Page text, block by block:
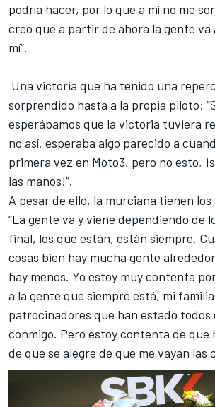
podría hacer, por lo que a mí no me
creo que a partir de ahora la gente va
mí”.
Una victoria que ha tenido una
sorprendido hasta a la propia piloto:
esperábamos que la victoria tuviera
no así, esperaba algo parecido a
primera vez en Moto3, pero no esto,
las manos!”.
A pesar de ello, la murciana tienen los
“La gente va y viene dependiendo de
final, los que están, están siempre.
cosas bien hay mucha gente
hay menos. Yo estoy muy contenta
a la gente que siempre está, mi
patrocinadores que han estado todos
conmigo. Pero estoy contenta de que
de que se alegre de que me vayan las